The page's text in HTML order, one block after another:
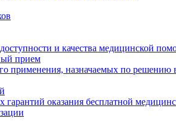
и качества медицинской
прием
применения, назначаемых по решению
гарантий оказания бесплатной